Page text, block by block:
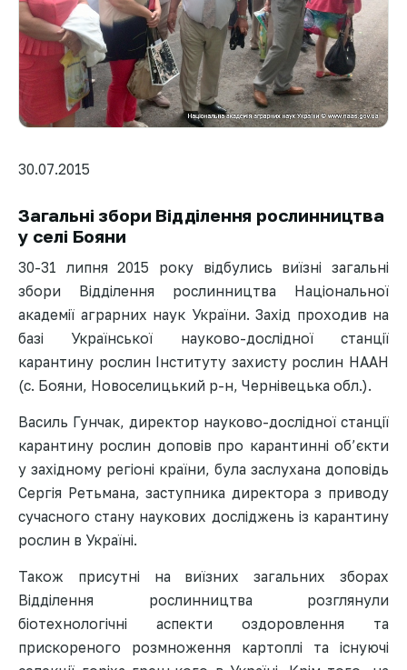
30.07.2015
Загальні збори Відділення рослинництва
у селі Бояни
30-31 липня 2015 року відбулись виїзні загальні
збори Відділення рослинництва Національної
академії аграрних наук України. Захід проходив на
базі Української науково-дослідної станції
карантину рослин Інституту захисту рослин НААН
(с. Бояни, Новоселицький р-н, Чернівецька обл.).
Василь Гунчак, директор науково-дослідної станції
карантину рослин доповів про карантинні об’єкти
у західному регіоні країни, була заслухана доповідь
Сергія Ретьмана, заступника директора з приводу
сучасного стану наукових досліджень із карантину
рослин в Україні.
Також присутні на виїзних загальних зборах
Відділення рослинництва розглянули
біотехнологічні аспекти оздоровлення та
прискореного розмноження картоплі та існуючі